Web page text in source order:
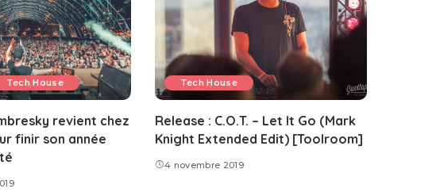
Tech House
revient chez
finir son année
Tech House
Release : C.O.T. – Let It Go (Mark
Knight Extended Edit) [Toolroom]
4 novembre 2019